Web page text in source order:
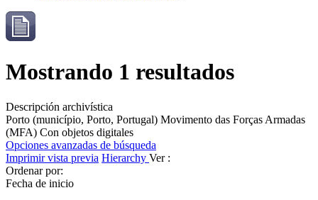
Mostrando 1 resultados
Descripción archivística
Porto (município, Porto, Portugal) Movimento das Forças Armadas
(MFA) Con objetos digitales
Opciones avanzadas de búsqueda
Imprimir vista previa Hierarchy Ver :
Ordenar por:
Fecha de inicio